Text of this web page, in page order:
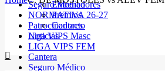
Seguro Médico
NORMATIVA 26-27
Patrocinadores
Noticias
Entrenadores
Premios
Contacto
Liga VIPS Masc
LIGA VIPS FEM
Cantera
Seguro Médico